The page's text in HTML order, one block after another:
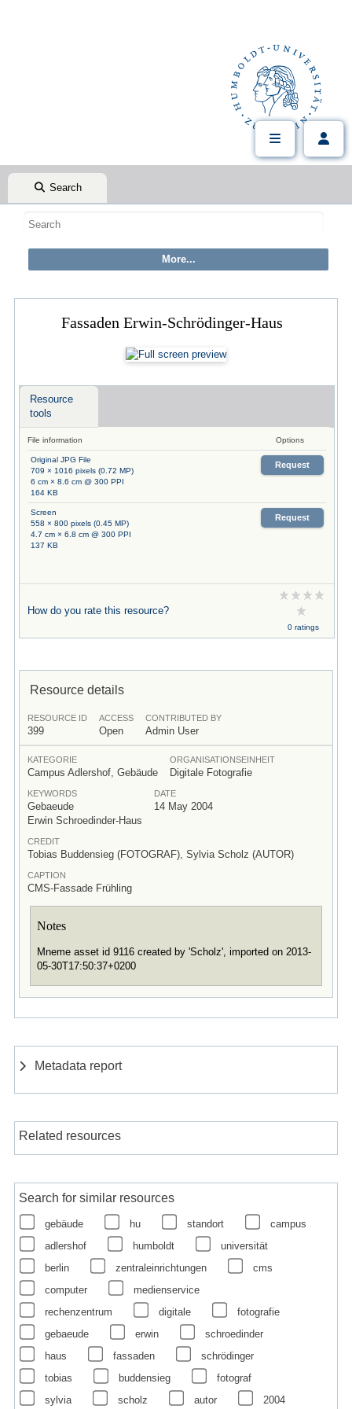
Search
Fassaden Erwin-Schrödinger-Haus
Resource
tools
File information Options
Original JPG File
709 × 1016 pixels (0.72 MP)
6 cm × 8.6 cm @ 300 PPI
164 KB
Request
Screen
558 × 800 pixels (0.45 MP)
4.7 cm × 6.8 cm @ 300 PPI
137 KB
Request
How do you rate this resource?
0 ratings
Resource details
RESOURCE ID
399
ACCESS
Open
CONTRIBUTED BY
Admin User
KATEGORIE
Campus Adlershof, Gebäude
ORGANISATIONSEINHEIT
Digitale Fotografie
KEYWORDS
Gebaeude
Erwin Schroedinder-Haus
DATE
14 May 2004
CREDIT
Tobias Buddensieg (FOTOGRAF), Sylvia Scholz (AUTOR)
CAPTION
CMS-Fassade Frühling
Notes
Mneme asset id 9116 created by 'Scholz', imported on 2013-
05-30T17:50:37+0200
Metadata report
Related resources
Search for similar resources
gebäude hu standort
campus
adlershof
humboldt
universität
berlin
zentraleinrichtungen
cms
computer
medienservice
rechenzentrum
digitale
fotografie
gebaeude
erwin
schroedinder
haus
fassaden
schrödinger
tobias
buddensieg
fotograf
sylvia
scholz autor 2004